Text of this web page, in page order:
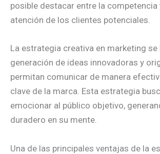
posible destacar entre la competencia
atención de los clientes potenciales.
La estrategia creativa en marketing se
generación de ideas innovadoras y
permitan comunicar de manera
clave de la marca. Esta estrategia
emocionar al público objetivo,
duradero en su mente.
Una de las principales ventajas de la